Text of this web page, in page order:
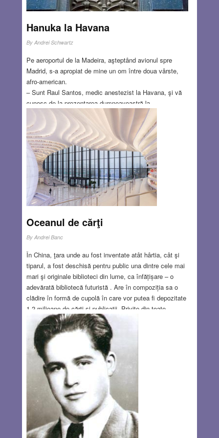
Hanuka la Havana
By Andrei Schwartz
Pe aeroportul de la Madeira, aşteptând avionul spre
Madrid, s-a apropiat de mine un om între doua vârste,
afro-american.
– Sunt Raul Santos, medic anestezist la Havana, şi vă
cunosc de la prezentarea dumneavoastră la
simpozion.Ştiu că veniti din “Ţara Sfântă” . Iertaţi-mi
îndrăzneala, dar n-am vorbit niciodată cu un israelian,
putem vorbi? Desigur, i-am răspuns, cu plăcere, nici eu n-
am avut ocazia să vorbesc cu un cubanez, mai ales cu un
anestezist.
Read more…
DEC 21, 2017 0 COMMENTS
Oceanul de cărţi
By Andrei Banc
În China, ţara unde au fost inventate atât hârtia, cât şi
tiparul, a fost deschisă pentru public una dintre cele mai
mari şi originale biblioteci din lume, ca înfățișare – o
adevărată bibliotecă futuristă . Are în compoziția sa o
clădire în formă de cupolă în care vor putea fi depozitate
1,2 milioane de cărţi şi publicaţii. Privite din toate
unghiurile, contururile sălilor seamănă cu un ochi.
Impresionantul lăcaș de cultură nu a fost construit în
capitală, la Beijing, ci la Tianjin, un oraş de provincie care
are un potenţial de zeci de milioane de cititori.
more…
DEC 21, 2017